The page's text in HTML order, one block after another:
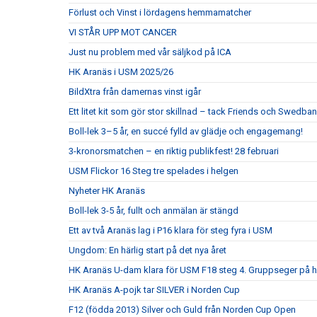
Förlust och Vinst i lördagens hemmamatcher
VI STÅR UPP MOT CANCER
Just nu problem med vår säljkod på ICA
HK Aranäs i USM 2025/26
BildXtra från damernas vinst igår
Ett litet kit som gör stor skillnad – tack Friends och
Boll-lek 3–5 år, en succé fylld av glädje och engagemang!
3-kronorsmatchen – en riktig publikfest! 28 februari
USM Flickor 16 Steg tre spelades i helgen
Nyheter HK Aranäs
Boll-lek 3-5 år, fullt och anmälan är stängd
Ett av två Aranäs lag i P16 klara för steg fyra i USM
Ungdom: En härlig start på det nya året
HK Aranäs U-dam klara för USM F18 steg 4. Gruppseger på
HK Aranäs A-pojk tar SILVER i Norden Cup
F12 (födda 2013) Silver och Guld från Norden Cup Open